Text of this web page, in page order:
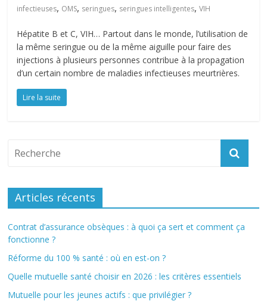
infectieuses, OMS, seringues, seringues intelligentes,VIH
Hépatite B et C, VIH… Partout dans le monde, l’utilisation de
la même seringue ou de la même aiguille pour faire des
injections à plusieurs personnes contribue à la propagation
d’un certain nombre de maladies infectieuses meurtrières.
Lire la suite
Articles récents
Contrat d’assurance obsèques : à quoi ça sert et comment ça
fonctionne ?
Réforme du 100 % santé : où en est-on ?
Quelle mutuelle santé choisir en 2026 : les critères essentiels
Mutuelle pour les jeunes actifs : que privilégier ?